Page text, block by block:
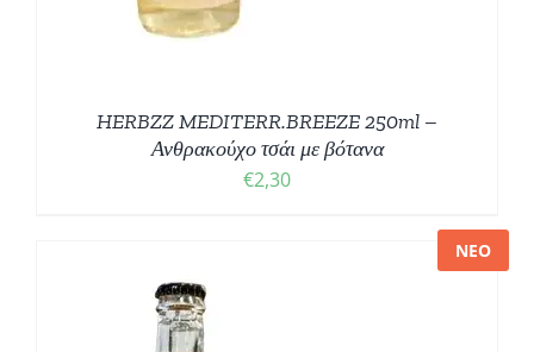
HERBZZ MEDITERR.BREEZE 250ml –
Ανθρακούχο τσάι με βότανα
€2,30
ΝΕΟ